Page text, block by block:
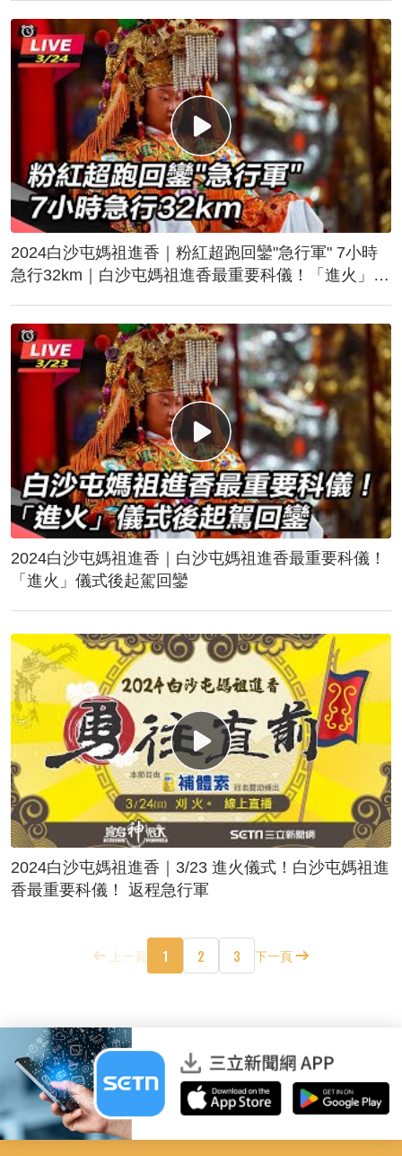
2024白沙屯媽祖進香｜粉紅超跑回鑾"急行軍" 7小時
急行32km｜白沙屯媽祖進香最重要科儀！「進火」儀
2024白沙屯媽祖進香｜白沙屯媽祖進香最重要科儀！
「進火」儀式後起駕回鑾
2024白沙屯媽祖進香｜3/23 進火儀式！白沙屯媽祖進
香最重要科儀！ 返程急行軍
上一頁 1 2 3 下一頁